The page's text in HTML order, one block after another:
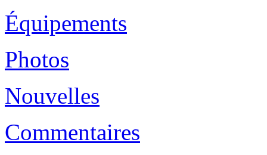
Équipements
Photos
Nouvelles
Commentaires